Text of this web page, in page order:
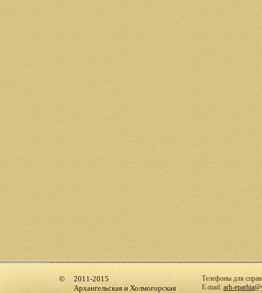
2011-2015
Архангельская и Холмогорская
Телефоны для
E-mail: arh-